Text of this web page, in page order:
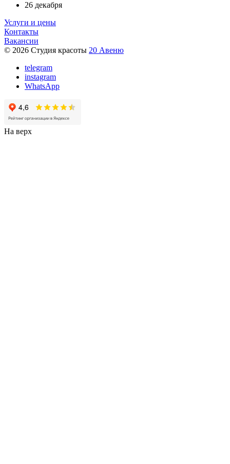
26 декабря
Услуги и цены
Контакты
Вакансии
© 2026 Студия красоты 20 Авеню
telegram
instagram
WhatsApp
На верх